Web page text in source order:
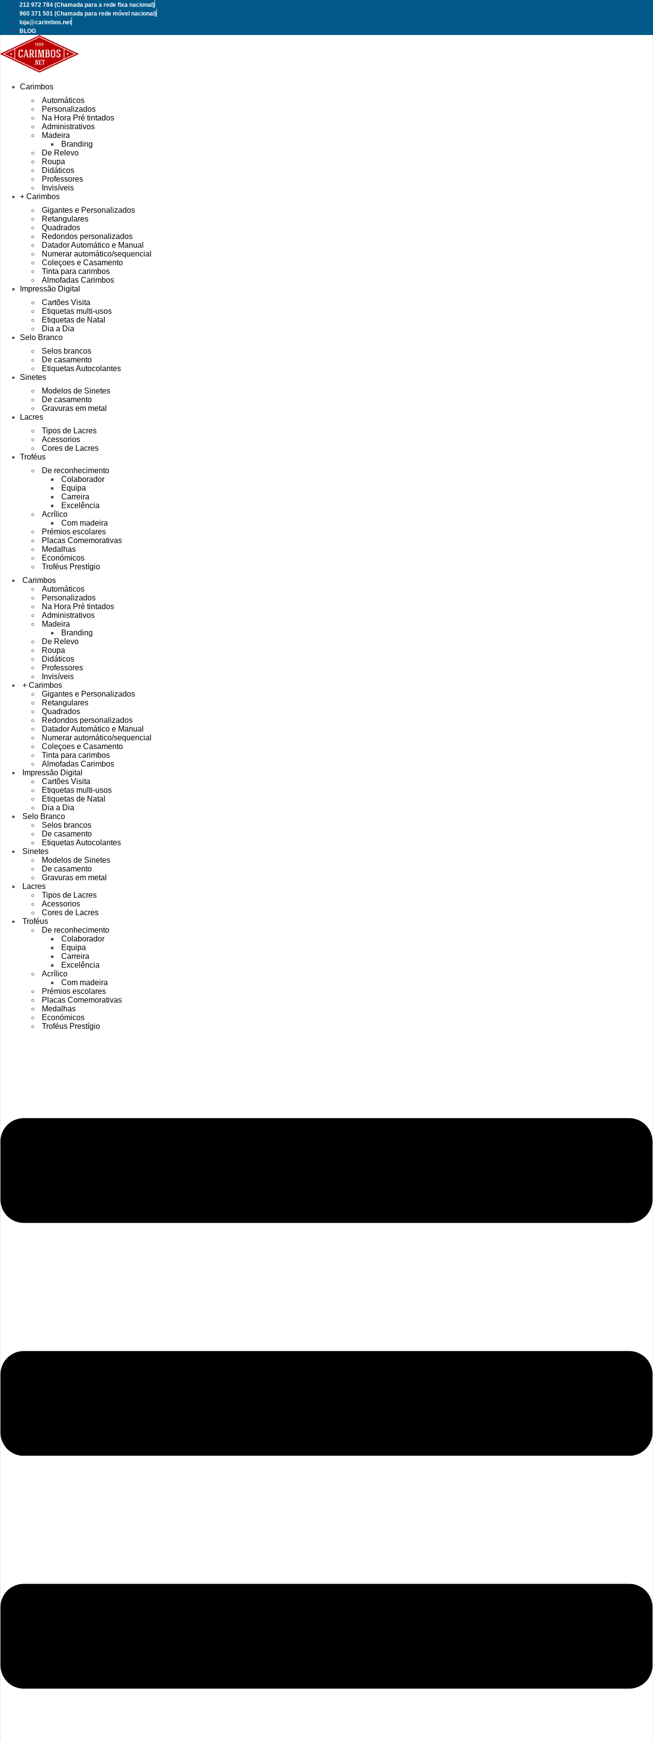
Pular
para
conteúdo
212 972 784 (Chamada para a rede fixa nacional)
960 371 501 (Chamada para rede móvel nacional)
loja@carimbos.net
BLOG
Carimbos
Automáticos
Personalizados
Na Hora Pré tintados
Administrativos
Madeira
Branding
De Relevo
Roupa
Didáticos
Professores
Invisíveis
+ Carimbos
Gigantes e Personalizados
Retangulares
Quadrados
Redondos personalizados
Datador Automático e Manual
Numerar automático/sequencial
Coleçoes e Casamento
Tinta para carimbos
Almofadas Carimbos
Impressão Digital
Cartões Visita
Etiquetas multi-usos
Etiquetas de Natal
Dia a Dia
Selo Branco
Selos brancos
De casamento
Etiquetas Autocolantes
Sinetes
Modelos de Sinetes
De casamento
Gravuras em metal
Lacres
Tipos de Lacres
Acessorios
Cores de Lacres
Troféus
De reconhecimento
Colaborador
Equipa
Carreira
Excelência
Acrílico
Com madeira
Prémios escolares
Placas Comemorativas
Medalhas
Económicos
Troféus Prestígio
Carimbos
Automáticos
Personalizados
Na Hora Pré tintados
Administrativos
Madeira
Branding
De Relevo
Roupa
Didáticos
Professores
Invisíveis
+ Carimbos
Gigantes e Personalizados
Retangulares
Quadrados
Redondos personalizados
Datador Automático e Manual
Numerar automático/sequencial
Coleçoes e Casamento
Tinta para carimbos
Almofadas Carimbos
Impressão Digital
Cartões Visita
Etiquetas multi-usos
Etiquetas de Natal
Dia a Dia
Selo Branco
Selos brancos
De casamento
Etiquetas Autocolantes
Sinetes
Modelos de Sinetes
De casamento
Gravuras em metal
Lacres
Tipos de Lacres
Acessorios
Cores de Lacres
Troféus
De reconhecimento
Colaborador
Equipa
Carreira
Excelência
Acrílico
Com madeira
Prémios escolares
Placas Comemorativas
Medalhas
Económicos
Troféus Prestígio